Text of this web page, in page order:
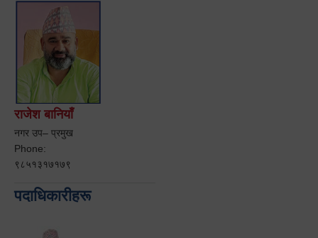
राजेश बानियाँ
नगर उप– प्रमुख
Phone:
९८५१३१७१७९
पदाधिकारीहरू